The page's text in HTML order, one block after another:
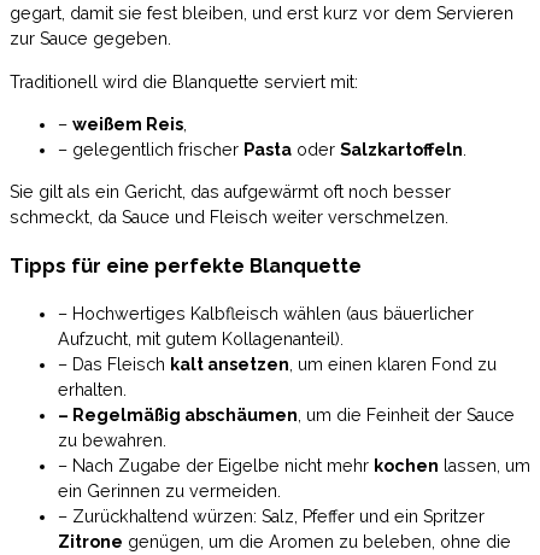
gegart, damit sie fest bleiben, und erst kurz vor dem Servieren
zur Sauce gegeben.
Traditionell wird die Blanquette serviert mit:
– weißem Reis
– gelegentlich frischer Pasta oder Salzkartoffeln
Sie gilt als ein Gericht, das aufgewärmt oft noch besser
schmeckt, da Sauce und Fleisch weiter verschmelzen.
Tipps für eine perfekte Blanquette
– Hochwertiges Kalbfleisch wählen (aus bäuerlicher
Aufzucht, mit gutem Kollagenanteil).
– Das Fleisch kalt ansetzen , um einen klaren Fond zu
erhalten.
– Regelmäßig abschäumen , um die Feinheit der Sauce
zu bewahren.
– Nach Zugabe der Eigelbe nicht mehr kochen lassen, um
ein Gerinnen zu vermeiden.
– Zurückhaltend würzen: Salz, Pfeffer und ein Spritzer
Zitrone genügen, um die Aromen zu beleben, ohne die